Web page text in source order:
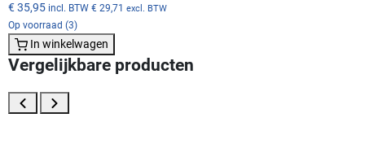
€ 35,95 incl. BTW € 29,71 excl. BTW
Op voorraad (3)
In winkelwagen
Vergelijkbare producten